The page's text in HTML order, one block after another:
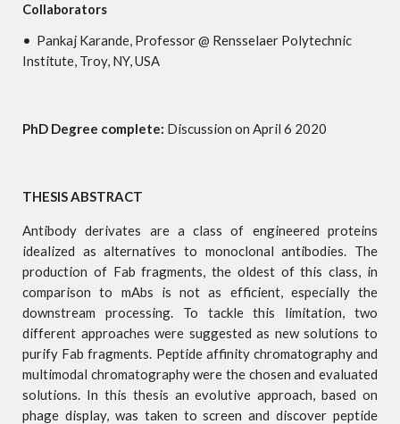
Collaborators
• Pankaj Karande, Professor @ Rensselaer Polytechnic
Institute, Troy, NY, USA
PhD Degree complete: Discussion on April 6 2020
THESIS ABSTRACT
Antibody derivates are a class of engineered proteins
idealized as alternatives to monoclonal antibodies. The
production of Fab fragments, the oldest of this class, in
comparison to mAbs is not as efficient, especially the
downstream processing. To tackle this limitation, two
different approaches were suggested as new solutions to
purify Fab fragments. Peptide affinity chromatography and
multimodal chromatography were the chosen and evaluated
solutions. In this thesis an evolutive approach, based on
phage display, was taken to screen and discover peptide